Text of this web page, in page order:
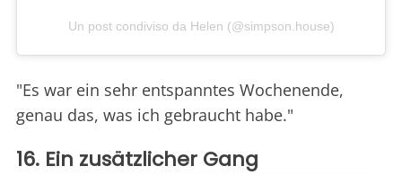
Un post condiviso da Helen (@simpson.house)
"Es war ein sehr entspanntes Wochenende,
genau das, was ich gebraucht habe."
16. Ein zusätzlicher Gang